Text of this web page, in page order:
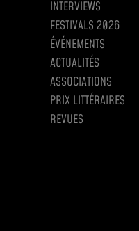
INTERVIEWS
FESTIVALS 2026
ÉVÉNEMENTS
ACTUALITÉS
ASSOCIATIONS
PRIX LITTÉRAIRES
REVUES